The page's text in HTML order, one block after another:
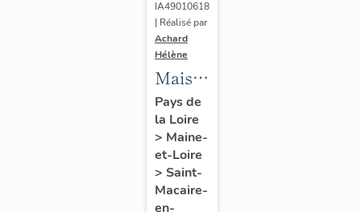
IA49010618
| Réalisé par
Achard
Hélène
Maison
de
l'industriel
Louis
Huchon
(fils)
Pays de
la Loire
> Maine-
et-Loire
> Saint-
Macaire-
en-